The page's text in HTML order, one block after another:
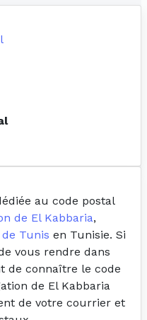
au code postal
de El Kabbaria,
Tunis en Tunisie. Si
vous rendre dans
de connaître le code
de El Kabbaria
de votre courrier et